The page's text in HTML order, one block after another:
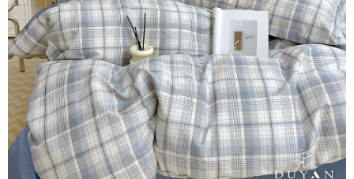
1.分期款項不併入電信帳單，「大哥付你分期」於每月結算日後寄送繳費提
醒簡訊。
2.透過簡訊連結打開帳單後，可選擇「超商條碼／台灣大直營門市／銀行轉
帳／街口支付／iPASS MONEY」等通路繳費。
【注意事項】
1.本服務係由「台灣大哥大股份有限公司」（以下簡稱本公司）所提供，讓
用戶於交易時，得透過本服務購買商品或服務，並由商店將買賣／分期付款
買賣價金債權讓與本公司後，依約使用本公司帳單繳交帳款。
2.基於同意付款使用「大哥付你分期」之契約關係目的，商店將以您的個人
資料（包含姓名、電話或地址）提供予台灣大哥大進項蒐集、處理及利用，
由本公司與您本人進行分期帳單所需資料之確認、核對及更正。
3.完整用戶服務條款，請詳閱以下連結：https://oppay.tw/userRule
【「AFTEE先享後付」結帳流程】
１．於結帳方式選擇「AFTEE先享後付」後，將跳轉至「AFTEE先享後付」
結帳頁面，進行簡訊認證並確認金額後，即可完成結帳。
２．訂單成立數日內，您將收到繳費通知簡訊。
３．收到繳費通知簡訊後14天內，點擊此簡訊中的連結，可透過四大超商／
ATM／網路銀行／等多元方式進行付款，方視為交易完成。
※ 請注意：結帳手續完成當下不需立刻繳費，但若您需要取消訂單，請聯絡
購買商品的店家。未經商家同意取消之訂單仍視為有效，需透過AFTEE先享
後付繳納相關費用。
※ 交易是否成功請以「AFTEE先享後付 」之結帳頁面顯示為準，若有關於
是否繳費成功／繳費後需取消欲退款等相關疑問，請聯繫「AFTEE先享後付
客戶支援中心」https://netprotections.freshdesk.com/support/home
運送方式
全家取貨付款
每筆NT$60，滿NT$699(含以上)免運費
付款後全家取貨
每筆NT$60，滿NT$699(含以上)免運費
7-11取貨付款
每筆NT$60，滿NT$999(含以上)免運費